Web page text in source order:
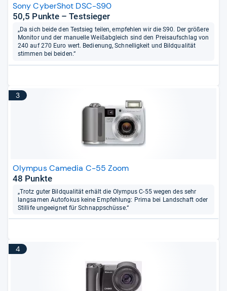
Sony CyberShot DSC-S90
50,5 Punkte – Testsieger
„Da sich beide den Testsieg teilen, empfehlen wir die S90. Der größere
Monitor und der manuelle Weißabgleich sind den Preisaufschlag von
240 auf 270 Euro wert. Bedienung, Schnelligkeit und Bildqualität
stimmen bei beiden.“
3
Olympus Camedia C-55 Zoom
48 Punkte
„Trotz guter Bildqualität erhält die Olympus C-55 wegen des sehr
langsamen Autofokus keine Empfehlung: Prima bei Landschaft oder
Stillife ungeeignet für Schnappschüsse.“
4